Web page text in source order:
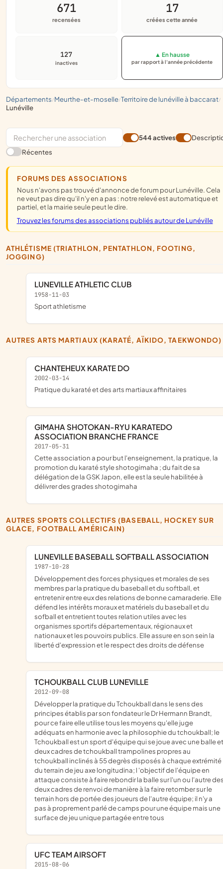
départements/ meurthe-et-moselle/ territoire de lunéville à baccarat/
lunéville
671
recensées
17
créées cette année
127
inactives
▲ En hausse
par rapport à l'année précédente
544 actives
Récentes
FORUMS DES ASSOCIATIONS
Nous n'avons pas trouvé d'annonce de forum pour Lunéville. Cela
ne veut pas dire qu'il n'y en a pas : notre relevé est automatique et
partiel, et la mairie seule peut le dire.
Trouvez les forums des associations publiés autour de Lunéville
ATHLÉTISME (TRIATHLON, PENTATHLON, FOOTING,
JOGGING)
LUNEVILLE ATHLETIC CLUB
1958-11-03
Sport athletisme
AUTRES ARTS MARTIAUX (KARATÉ, AÏKIDO, TAEKWONDO)
CHANTEHEUX KARATE DO
2002-03-14
pratique du karaté et des arts martiaux affinitaires
GIMAHA SHOTOKAN-RYU KARATEDO
ASSOCIATION BRANCHE FRANCE
2017-05-31
cette association a pour but l'enseignement, la pratique, la
promotion du karaté style shotogimaha ; du fait de sa
délégation de la GSK Japon, elle est la seule habilitée à
délivrer des grades shotogimaha
AUTRES SPORTS COLLECTIFS (BASEBALL, HOCKEY SUR
GLACE, FOOTBALL AMÉRICAIN)
LUNEVILLE BASEBALL SOFTBALL ASSOCIATION
1987-10-28
développement des forces physiques et morales de ses
membres par la pratique du baseball et du softball, et
entretenir entre eux des relations de bonne camaraderie. Elle
défend les intérêts moraux et matériels du baseball et du
sofball et entretient toutes relation utiles avec les
organismes sportifs départementaux, régionaux et
nationaux et les pouvoirs publics. Elle assure en son sein la
liberté d'expression et le respect des droits de défense
TCHOUKBALL CLUB LUNEVILLE
2012-09-08
développer la pratique du Tchoukball dans le sens des
principes établis par son fondateur le Dr Hermann Brandt,
pour ce faire elle utilise tous les moyens qu'elle juge
adéquats en harmonie avec la philosophie du tchoukball; le
Tchoukball est un sport d'équipe qui se joue avec une balle et
deux cadres de tchoukball trampolines propres au
tchoukball inclinés à 55 degrès disposés à chaque extrémité
du terrain de jeu axe longitudina; l 'objectif de l'équipe en
attaque consiste à faire rebondir la balle sur l'un ou l'autre
deux cadres de renvoi de manière à la faire retomber sur le
terrain hors de portée des joueurs de l'autre équipe; il n'y a
pas à proprement parlé de camps pour une équipe mais une
surface de jeu unique partagée entre tous
UFC TEAM AIRSOFT
2015-08-06